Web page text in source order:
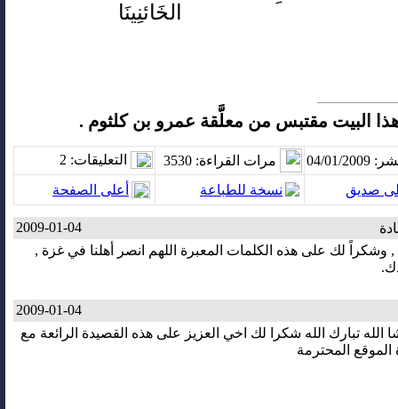
الخَائنِينَا
البيت مقتبس من معلَّقة عمرو بن كلثوم .
التعليقات: 2 مرات القراءة: 3530
2009
أعلى الصفحة
نسخة للطباعة صديق
2009-01-04
, وشكراً لك على هذه الكلمات المعبرة اللهم انصر أهلنا في غزة ,
2009-01-04
شا الله تبارك الله شكرا لك اخي العزيز على هذه القصيدة الرائعة مع
الموقع المحترمة